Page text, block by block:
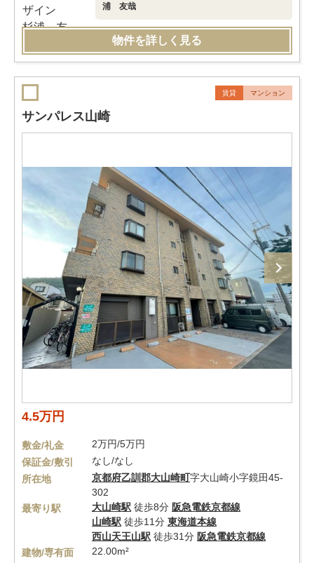
浦 友哉
物件を詳しく見る
賃貸 マンション
サンパレス山崎
4.5万円
敷金/礼金
2万円/5万円
保証金/敷引
なし/なし
所在地
京都府乙訓郡大山崎町字大山崎小字鏡田45-
302
最寄り駅
大山崎駅 徒歩8分 阪急電鉄京都線
山崎駅 徒歩11分 東海道本線
西山天王山駅 徒歩31分 阪急電鉄京都線
建物/専有面
22.00m²